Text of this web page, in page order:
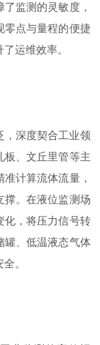
监测的灵敏度，
零点与量程的便捷
运维效率。
深度契合工业领
板、文丘里管等主
计算流体流量，
撑。在液位监测场
化，将压力信号转
罐、低温液态气体
。